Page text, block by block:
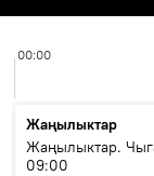
00:00
Жаңылыктар
Жаңылыктар.
09:00